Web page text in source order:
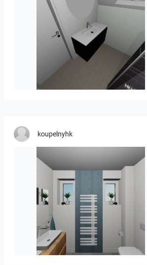
Mesman_meubel-01
koupelnyhk
koupelna-01